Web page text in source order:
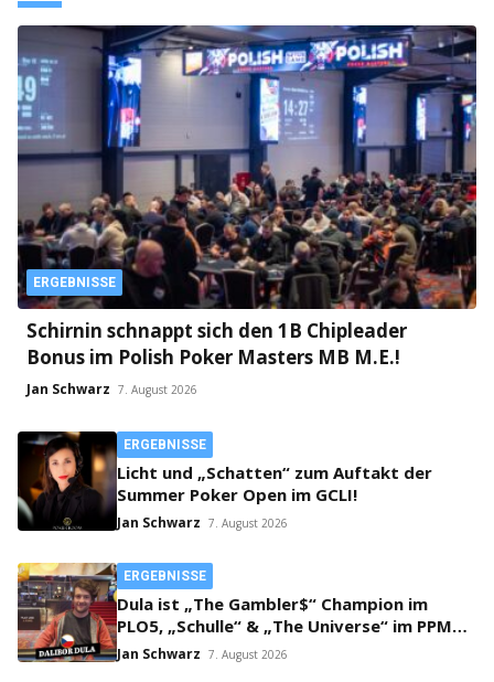
ERGEBNISSE
Schirnin schnappt sich den 1B Chipleader
Bonus im Polish Poker Masters MB M.E.!
Jan Schwarz 7. August 2026
ERGEBNISSE
Licht und „Schatten“ zum Auftakt der
Summer Poker Open im GCLI!
Jan Schwarz 7. August 2026
ERGEBNISSE
Dula ist „The Gambler$“ Champion im
PLO5, „Schulle“ & „The Universe“ im PPM
SHR Finale!
Jan Schwarz 7. August 2026